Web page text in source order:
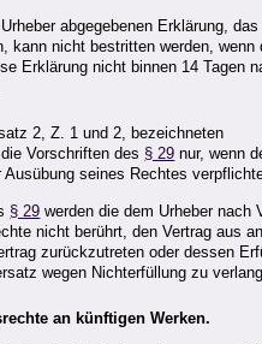
abgegebenen Erklärung, das
kann nicht bestritten werden, wenn
Erklärung nicht binnen 14 Tagen
2, Z. 1 und 2, bezeichneten
Vorschriften des § 29 nur, wenn
Ausübung seines Rechtes
§ 29 werden die dem Urheber nach
nicht berührt, den Vertrag aus
zurückzutreten oder dessen
wegen Nichterfüllung zu
an künftigen Werken.